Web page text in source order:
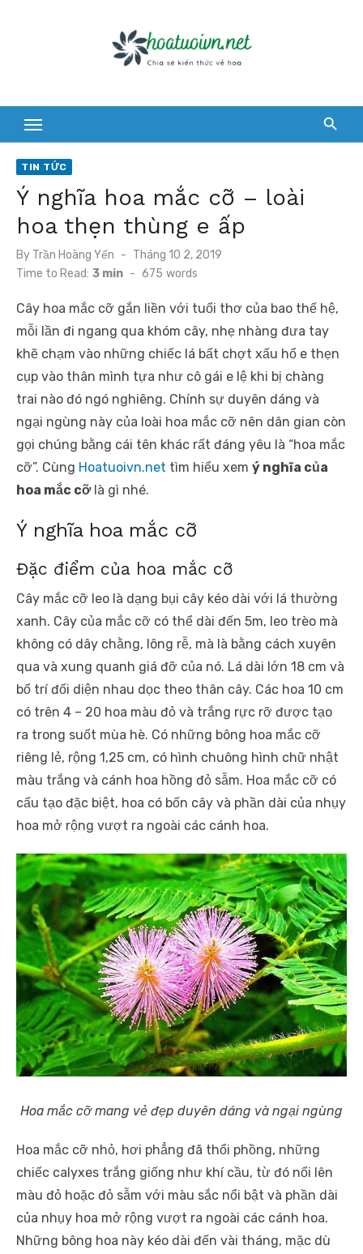
TIN TỨC
Ý nghĩa hoa mắc cỡ – loài
hoa thẹn thùng e ấp
By Trần Hoàng Yến
Posted
on
Tháng 10 2, 2019
Time to Read: 3 min - 675 words
Cây hoa mắc cỡ gắn liền với tuổi thơ của bao thế hệ,
mỗi lần đi ngang qua khóm cây, nhẹ nhàng đưa tay
khẽ chạm vào những chiếc lá bất chợt xấu hổ e thẹn
cụp vào thân mình tựa như cô gái e lệ khi bị chàng
trai nào đó ngó nghiêng. Chính sự duyên dáng và
ngại ngùng này của loài hoa mắc cỡ nên dân gian còn
gọi chúng bằng cái tên khác rất đáng yêu là “hoa mắc
cỡ”. Cùng Hoatuoivn.net tìm hiểu xem ý nghĩa của
hoa mắc cỡlà gì nhé.
Ý nghĩa hoa mắc cỡ
Đặc điểm của hoa mắc cỡ
Cây mắc cỡ leo là dạng bụi cây kéo dài với lá thường
xanh. Cây của mắc cỡ có thể dài đến 5m, leo trèo mà
không có dây chằng, lông rễ, mà là bằng cách xuyên
qua và xung quanh giá đỡ của nó. Lá dài lớn 18 cm và
bố trí đối diện nhau dọc theo thân cây. Các hoa 10 cm
có trên 4 – 20 hoa màu đỏ và trắng rực rỡ được tạo
ra trong suốt mùa hè. Có những bông hoa mắc cỡ
riêng lẻ, rộng 1,25 cm, có hình chuông hình chữ nhật
màu trắng và cánh hoa hồng đỏ sẫm. Hoa mắc cỡ có
cấu tạo đặc biệt, hoa có bốn cây và phần dài của nhụy
hoa mở rộng vượt ra ngoài các cánh hoa.
Hoa mắc cỡ mang vẻ đẹp duyên dáng và ngại ngùng
Hoa mắc cỡ nhỏ, hơi phẳng đã thổi phồng, những
chiếc calyxes trắng giống như khí cầu, từ đó nổi lên
màu đỏ hoặc đỏ sẫm với màu sắc nổi bật và phần dài
của nhụy hoa mở rộng vượt ra ngoài các cánh hoa.
Những bông hoa này kéo dài đến vài tháng, mặc dù